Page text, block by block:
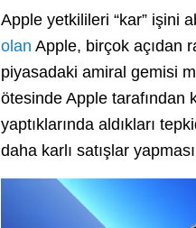
Apple yetkilileri “kar” işini
olan Apple, birçok açıdan
piyasadaki amiral gemisi
ötesinde Apple tarafından
yaptıklarında aldıkları
daha karlı satışlar